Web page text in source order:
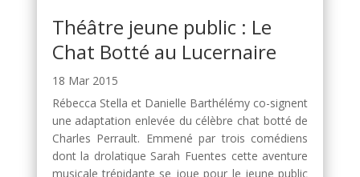
Théâtre jeune public : Le
Chat Botté au Lucernaire
18 Mar 2015
Rébecca Stella et Danielle Barthélémy co-signent
une adaptation enlevée du célèbre chat botté de
Charles Perrault. Emmené par trois comédiens
dont la drolatique Sarah Fuentes cette aventure
musicale trépidante se joue pour le jeune public